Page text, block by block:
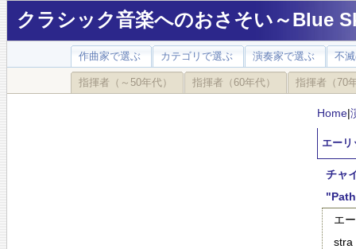
クラシック音楽へのおさそい～Blue
作曲家で選ぶ カテゴリで選ぶ 演奏家で選ぶ 不
指揮者（～50年代） 指揮者（60年代） 指揮者（70
Home|
エー
チャ
エ
stra